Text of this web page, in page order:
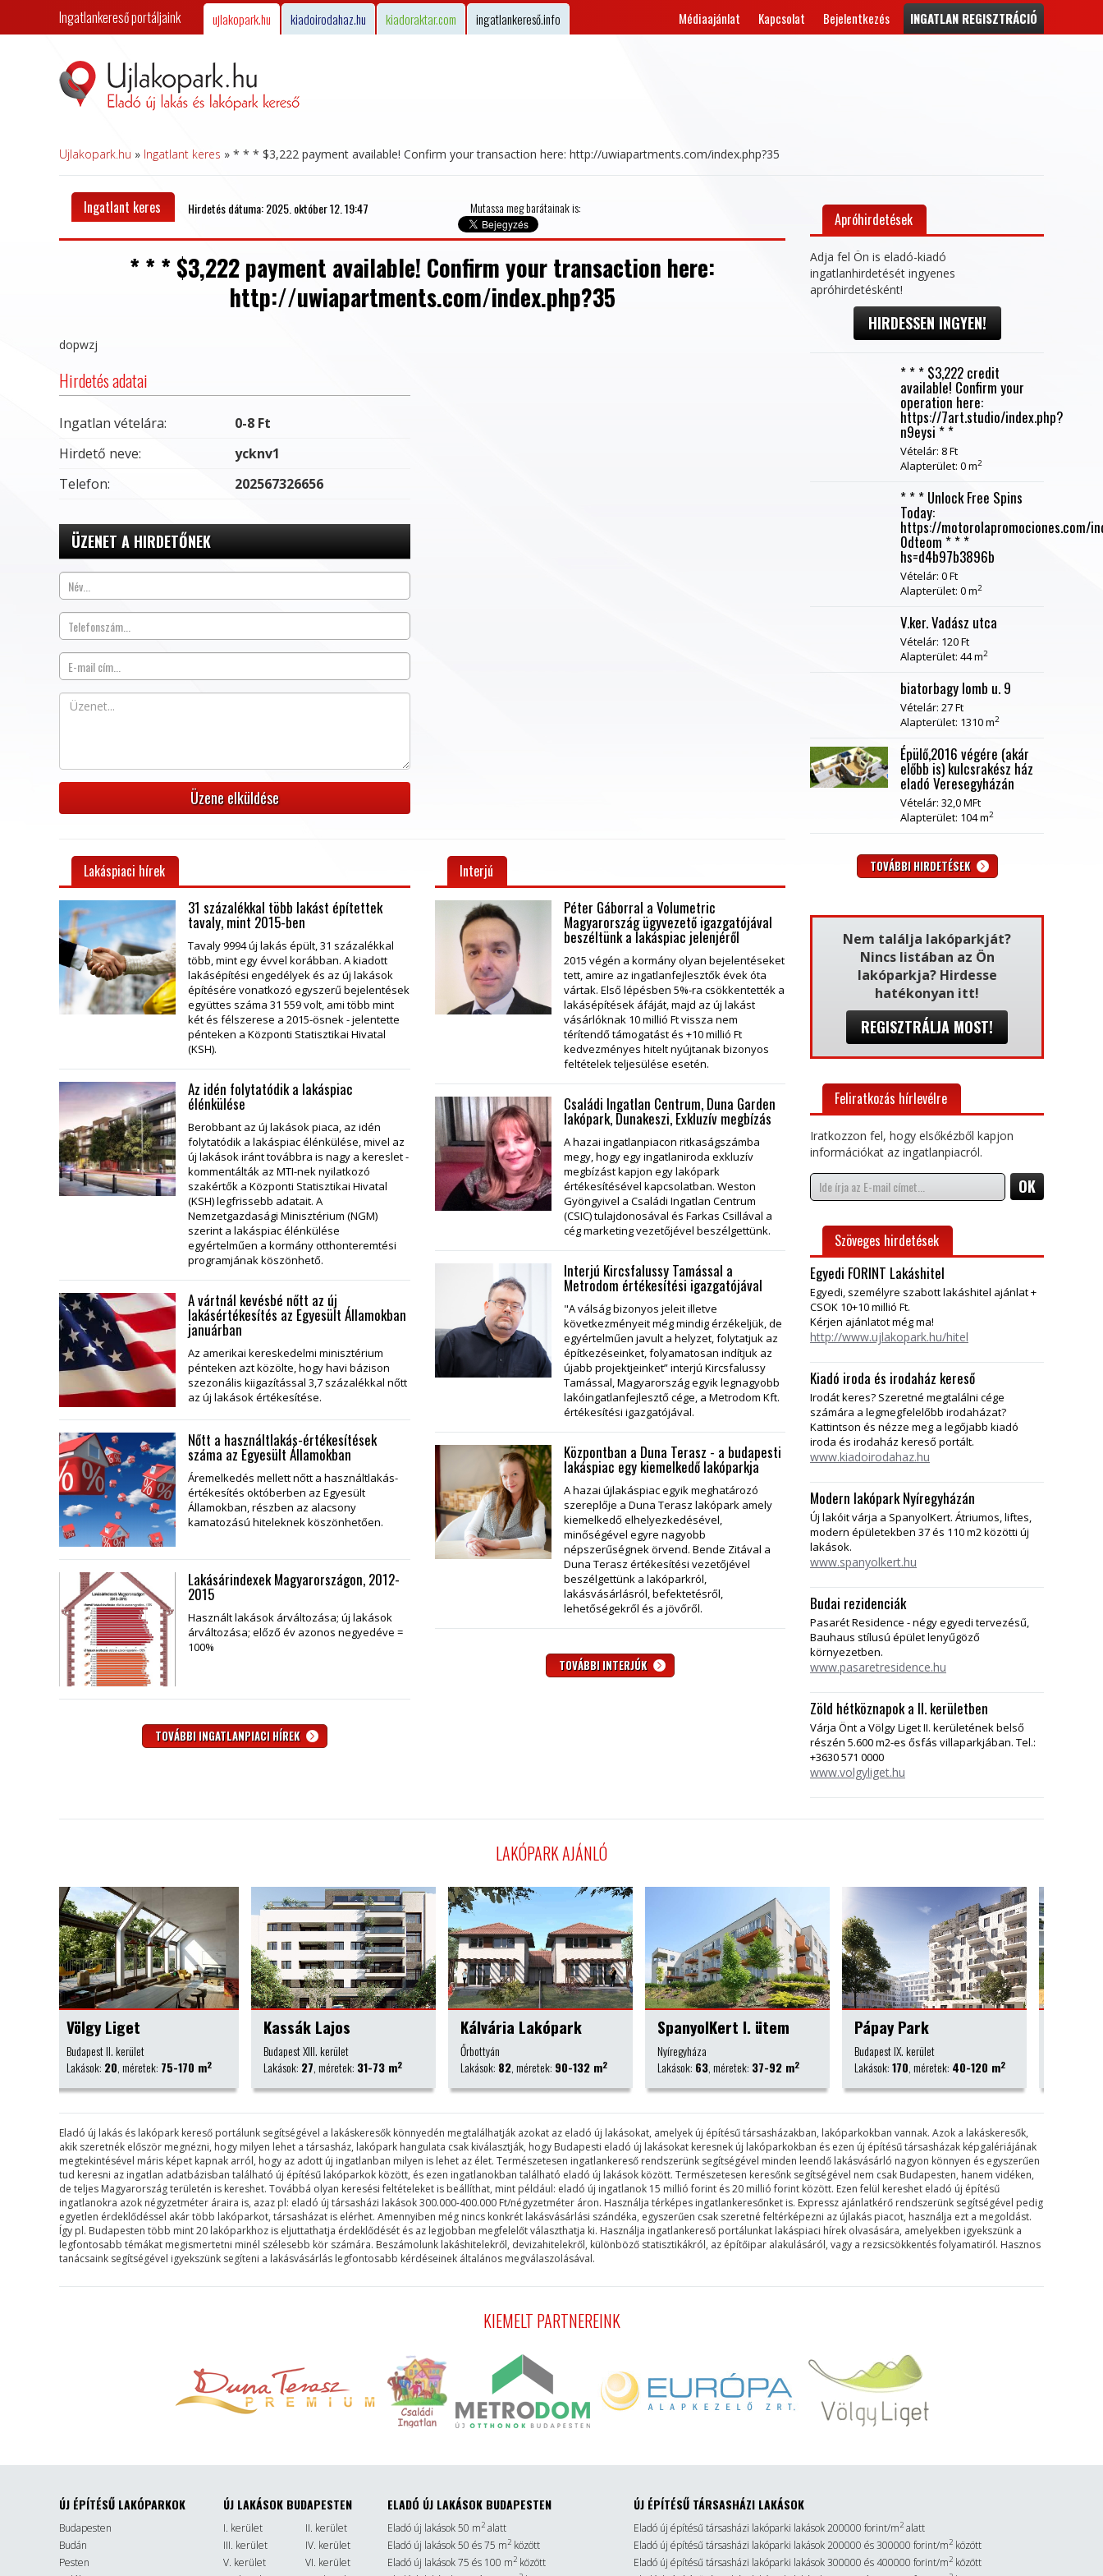
Ingatlankereső portáljaink ujlakopark.hu kiadoirodahaz.hu kiadoraktar.com ingatlankereső.info Médiaajánlat Kapcsolat Bejelentkezés INGATLAN REGISZTRÁCIÓ
Ujlakopark.hu » Ingatlant keres » * * * $3,222 payment available! Confirm your transaction here: http://uwiapartments.com/index.php?35
Ingatlant keres Hirdetés dátuma: 2025. október 12. 19:47 Mutassa meg barátainak is:
* * * $3,222 payment available! Confirm your transaction here:
http://uwiapartments.com/index.php?35
dopwzj
Hirdetés adatai
Ingatlan vételára:
0-8 Ft
Hirdető neve:
ycknv1
Telefon:
202567326656
ÜZENET A HIRDETŐNEK
Lakáspiaci hírek
31 százalékkal több lakást építettek
tavaly, mint 2015-ben
Tavaly 9994 új lakás épült, 31 százalékkal
több, mint egy évvel korábban. A kiadott
lakásépítési engedélyek és az új lakások
építésére vonatkozó egyszerű bejelentések
együttes száma 31 559 volt, ami több mint
két és félszerese a 2015-ösnek - jelentette
pénteken a Központi Statisztikai Hivatal
(KSH).
Az idén folytatódik a lakáspiac
élénkülése
Berobbant az új lakások piaca, az idén
folytatódik a lakáspiac élénkülése, mivel az
új lakások iránt továbbra is nagy a kereslet -
kommentálták az MTI-nek nyilatkozó
szakértők a Központi Statisztikai Hivatal
(KSH) legfrissebb adatait. A
Nemzetgazdasági Minisztérium (NGM)
szerint a lakáspiac élénkülése
egyértelműen a kormány otthonteremtési
programjának köszönhető.
A vártnál kevésbé nőtt az új
lakásértékesítés az Egyesült Államokban
januárban
Az amerikai kereskedelmi minisztérium
pénteken azt közölte, hogy havi bázison
szezonális kiigazítással 3,7 százalékkal nőtt
az új lakások értékesítése.
Nőtt a használtlakás-értékesítések
száma az Egyesült Államokban
Áremelkedés mellett nőtt a használtlakás-
értékesítés októberben az Egyesült
Államokban, részben az alacsony
kamatozású hiteleknek köszönhetően.
Lakásárindexek Magyarországon, 2012-
2015
Használt lakások árváltozása; új lakások
árváltozása; előző év azonos negyedéve =
100%
TOVÁBBI INGATLANPIACI HÍREK
Interjú
Péter Gáborral a Volumetric
Magyarország ügyvezető igazgatójával
beszéltünk a lakáspiac jelenjéről
2015 végén a kormány olyan bejelentéseket
tett, amire az ingatlanfejlesztők évek óta
vártak. Első lépésben 5%-ra csökkentették a
lakásépítések áfáját, majd az új lakást
vásárlóknak 10 millió Ft vissza nem
térítendő támogatást és +10 millió Ft
kedvezményes hitelt nyújtanak bizonyos
feltételek teljesülése esetén.
Családi Ingatlan Centrum, Duna Garden
lakópark, Dunakeszi, Exkluzív megbízás
A hazai ingatlanpiacon ritkaságszámba
megy, hogy egy ingatlaniroda exkluzív
megbízást kapjon egy lakópark
értékesítésével kapcsolatban. Weston
Gyöngyivel a Családi Ingatlan Centrum
(CSIC) tulajdonosával és Farkas Csillával a
cég marketing vezetőjével beszélgettünk.
Interjú Kircsfalussy Tamással a
Metrodom értékesítési igazgatójával
"A válság bizonyos jeleit illetve
következményeit még mindig érzékeljük, de
egyértelműen javult a helyzet, folytatjuk az
építkezéseinket, folyamatosan indítjuk az
újabb projektjeinket” interjú Kircsfalussy
Tamással, Magyarország egyik legnagyobb
lakóingatlanfejlesztő cége, a Metrodom Kft.
értékesítési igazgatójával.
Központban a Duna Terasz - a budapesti
lakáspiac egy kiemelkedő lakóparkja
A hazai újlakáspiac egyik meghatározó
szereplője a Duna Terasz lakópark amely
kiemelkedő elhelyezkedésével,
minőségével egyre nagyobb
népszerűségnek örvend. Bende Zitával a
Duna Terasz értékesítési vezetőjével
beszélgettünk a lakóparkról,
lakásvásárlásról, befektetésről,
lehetőségekről és a jövőről.
TOVÁBBI INTERJÚK
Apróhirdetések
Adja fel Ön is eladó-kiadó
ingatlanhirdetését ingyenes
apróhirdetésként!
HIRDESSEN INGYEN!
* * * $3,222 credit
available! Confirm your
operation here:
https://7art.studio/index.php?
n9eysi * *
Vételár: 8 Ft
Alapterület: 0 m2
* * * Unlock Free Spins
Today:
https://motorolapromociones.com/
0dteom * * *
hs=d4b97b3896b
Vételár: 0 Ft
Alapterület: 0 m2
V.ker. Vadász utca
Vételár: 120 Ft
Alapterület: 44 m2
biatorbagy lomb u. 9
Vételár: 27 Ft
Alapterület: 1310 m2
Épülő,2016 végére (akár
előbb is) kulcsrakész ház
eladó Veresegyházán
Vételár: 32,0 MFt
Alapterület: 104 m2
TOVÁBBI HIRDETÉSEK
Nem találja lakóparkját?
Nincs listában az Ön
lakóparkja? Hirdesse
hatékonyan itt!
REGISZTRÁLJA MOST!
Feliratkozás hírlevélre
Iratkozzon fel, hogy elsőkézből kapjon
információkat az ingatlanpiacról.
Szöveges hirdetések
Egyedi FORINT Lakáshitel
Egyedi, személyre szabott lakáshitel ajánlat +
CSOK 10+10 millió Ft.
Kérjen ajánlatot még ma!
http://www.ujlakopark.hu/hitel
Kiadó iroda és irodaház kereső
Irodát keres? Szeretné megtalálni cége
számára a legmegfelelőbb irodaházat?
Kattintson és nézze meg a legőjabb kiadó
iroda és irodaház kereső portált.
www.kiadoirodahaz.hu
Modern lakópark Nyíregyházán
Új lakóit várja a SpanyolKert. Átriumos, liftes,
modern épületekben 37 és 110 m2 közötti új
lakások.
www.spanyolkert.hu
Budai rezidenciák
Pasarét Residence - négy egyedi tervezésű,
Bauhaus stílusú épület lenyűgöző
környezetben.
www.pasaretresidence.hu
Zöld hétköznapok a II. kerületben
Várja Önt a Völgy Liget II. kerületének belső
részén 5.600 m2-es ősfás villaparkjában. Tel.:
+3630 571 0000
www.volgyliget.hu
LAKÓPARK AJÁNLÓ
Kassák Lajos
Budapest XIII. kerület
Lakások:27, méretek:31-73 m2
Kálvária Lakópark
Őrbottyán
Lakások:82, méretek:90-132 m
SpanyolKert I. ütem
Nyíregyháza
Lakások:63, méretek:37-92 m2
Pápay Park
Budapest IX. kerület
Lakások:170, méretek:40-120 m
Royal Homes Lakópark, Keszthely
Keszthely
Lakások:42, méretek:51-97 m2
Eladó új lakás és lakópark kereső portálunk segítségével a lakáskeresők könnyedén megtalálhatják azokat az eladó új lakásokat, amelyek új építésű társasházakban, lakóparkokban vannak. Azok a lakáskeresők,
akik szeretnék először megnézni, hogy milyen lehet a társasház, lakópark hangulata csak kiválasztják, hogy Budapesti eladó új lakásokat keresnek új lakóparkokban és ezen új építésű társasházak képgalériájának
megtekintésével máris képet kapnak arról, hogy az adott új ingatlanban milyen is lehet az élet. Természetesen ingatlankereső rendszerünk segítségével minden leendő lakásvásárló nagyon könnyen és egyszerűen
tud keresni az ingatlan adatbázisban található új építésű lakóparkok között, és ezen ingatlanokban található eladó új lakások között. Természetesen keresőnk segítségével nem csak Budapesten, hanem vidéken,
de teljes Magyarország területén is kereshet. Továbbá olyan keresési feltételeket is beállíthat, mint például: eladó új ingatlanok 15 millió forint és 20 millió forint között. Ezen felül kereshet eladó új építésű
ingatlanokra azok négyzetméter áraira is, azaz pl: eladó új társasházi lakások 300.000-400.000 Ft/négyzetméter áron. Használja térképes ingatlankeresőnket is. Expressz ajánlatkérő rendszerünk segítségével pedig
egyetlen érdeklődéssel akár több lakóparkot, társasházat is elérhet. Amennyiben még nincs konkrét lakásvásárlási szándéka, egyszerűen csak szeretné feltérképezni az újlakás piacot, használja ezt a megoldást.
Így pl. Budapesten több mint 20 lakóparkhoz is eljuttathatja érdeklődését és az legjobban megfelelőt választhatja ki. Használja ingatlankereső portálunkat lakáspiaci hírek olvasására, amelyekben igyekszünk a
legfontosabb témákat megismertetni minél szélesebb kör számára. Beszámolunk lakáshitelekről, devizahitelekről, különböző statisztikákról, az építőipar alakulásáról, vagy a rezsicsökkentés folyamatiról. Hasznos
tanácsaink segítségével igyekszünk segíteni a lakásvásárlás legfontosabb kérdéseinek általános megválaszolásával.
KIEMELT PARTNEREINK
ÚJ ÉPÍTÉSŰ LAKÓPARKOK
Budapesten
Budán
Pesten
ÚJ LAKÁSOK BUDAPESTEN
I. kerület
II. kerület
III. kerület
IV. kerület
V. kerület
VI. kerület
ELADÓ ÚJ LAKÁSOK BUDAPESTEN
Eladó új lakások 50 m2 alatt
Eladó új lakások 50 és 75 m2 között
Eladó új lakások 75 és 100 m2 között
ÚJ ÉPÍTÉSŰ TÁRSASHÁZI LAKÁSOK
Eladó új építésű társasházi lakóparki lakások 200000 forint/m2 alatt
Eladó új építésű társasházi lakóparki lakások 200000 és 300000 forint/m2 között
Eladó új építésű társasházi lakóparki lakások 300000 és 400000 forint/m2 között